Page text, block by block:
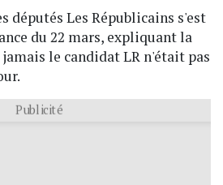
députés Les Républicains s'est
du 22 mars, expliquant la
le candidat LR n'était pas
Publicité